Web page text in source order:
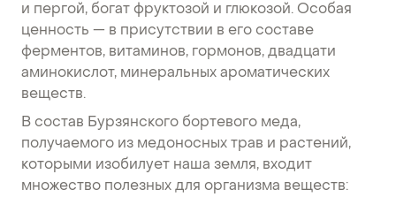
и пергой, богат фруктозой и глюкозой. Особая
ценность — в присутствии в его составе
ферментов, витаминов, гормонов, двадцати
аминокислот, минеральных ароматических
веществ.
В состав Бурзянского бортевого меда,
получаемого из медоносных трав и растений,
которыми изобилует наша земля, входит
множество полезных для организма веществ: